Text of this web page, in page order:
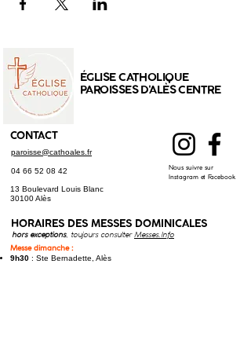
ÉGLISE CATHOLIQUE
PAROISSES D'ALÈS CENTRE
CONTACT
paroisse@cathoales.fr
04 66 52 08 42
Nous suivre sur
Instagram et Facebook
13 Boulevard Louis Blanc
30100 Alès
HORAIRES DES MESSES DOMINICALES
hors exceptions, toujours consulter Messes.Info
Messe dimanche :
9h30 : Ste Bernadette, Alès